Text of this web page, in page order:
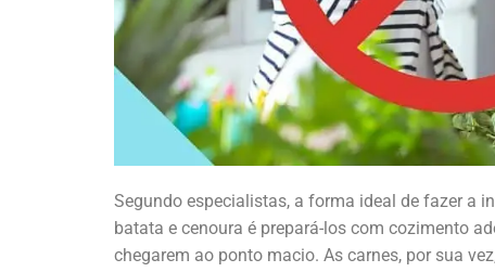
Segundo especialistas, a forma ideal de fazer a
batata e cenoura é prepará-los com cozimento
chegarem ao ponto macio. As carnes, por sua